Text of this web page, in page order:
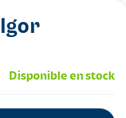
Disponible en stock